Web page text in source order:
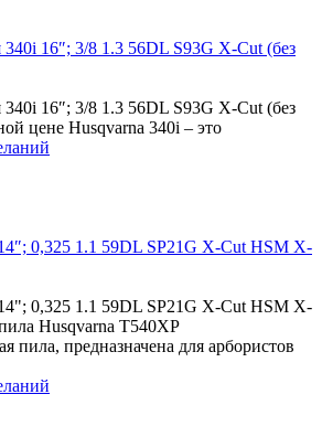
16″; 3/8 1.3 56DL S93G X-Cut (без
16″; 3/8 1.3 56DL S93G X-Cut (без
цене Husqvarna 340i – это
0,325 1.1 59DL SP21G X-Cut HSM X-
0,325 1.1 59DL SP21G X-Cut HSM X-
Husqvarna T540XP
пила, предназначена для арбористов